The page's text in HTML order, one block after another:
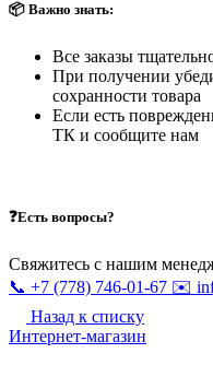
📦 Важно знать:
Все заказы
При получении
сохранности товара
Если есть
ТК и сообщите нам
❓Есть вопросы?
Свяжитесь с нашим
📞 +7 (778) 746-01-67 ✉️
Назад к списку
Интернет-магазин